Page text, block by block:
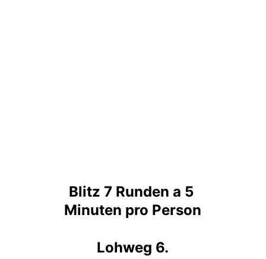
Blitz 7 Runden a 5
Minuten pro Person
Lohweg 6.